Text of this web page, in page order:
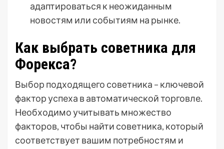
адаптироваться к неожиданным
новостям или событиям на рынке.
Как выбрать советника для
Форекса?
Выбор подходящего советника – ключевой
фактор успеха в автоматической торговле.
Необходимо учитывать множество
факторов, чтобы найти советника, который
соответствует вашим потребностям и